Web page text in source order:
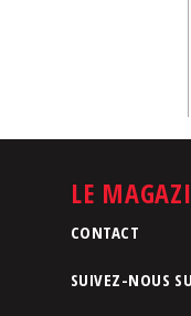
Télécharger
Revue
LE
CONTACT
SUIVEZ-NOUS